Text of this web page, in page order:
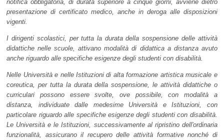
notifica obbligatoria, di durata superiore a cinque giorni, avviene dietro
presentazione di certificato medico, anche in deroga alle disposizioni
vigenti.
I dirigenti scolastici, per tutta la durata della sospensione delle attività
didattiche nelle scuole, attivano modalità di didattica a distanza avuto
anche riguardo alle specifiche esigenze degli studenti con disabilità.
Nelle Università e nelle Istituzioni di alta formazione artistica musicale e
coreutica, per tutta la durata della sospensione, le attività didattiche o
curriculari possono essere svolte, ove possibile, con modalità a
distanza, individuate dalle medesime Università e Istituzioni, con
particolare riguardo alle specifiche esigenze degli studenti con disabilità.
Le Università e le Istituzioni, successivamente al ripristino dell'ordinaria
funzionalità, assicurano il recupero delle attività formative nonché di